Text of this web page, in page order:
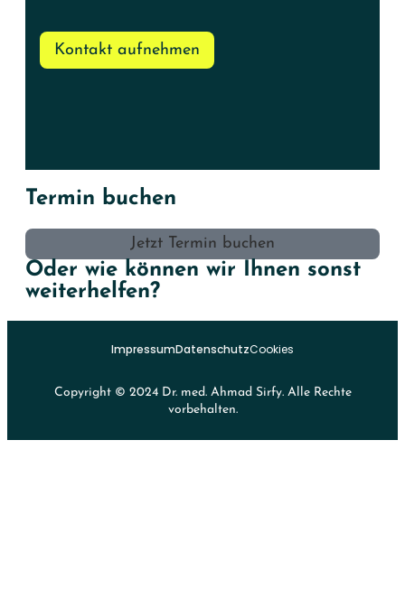
Kontakt aufnehmen
Termin buchen
Jetzt Termin buchen
Oder wie können wir Ihnen sonst
weiterhelfen?
ImpressumDatenschutzCookies
Copyright © 2024 Dr. med. Ahmad Sirfy. Alle Rechte
vorbehalten.